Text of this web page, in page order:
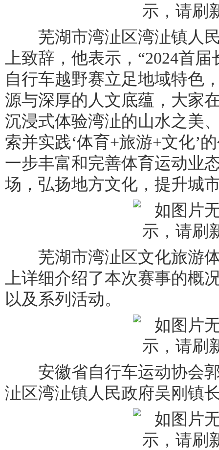
芜湖市湾沚区湾沚镇人民
上致辞，他表示，“2024首
自行车越野赛立足地域特色
源与深厚的人文底蕴，大家
沉浸式体验湾沚的山水之美
索并实践‘体育+旅游+文化’
一步丰富和完善体育运动业
场，弘扬地方文化，提升城
芜湖市湾沚区文化旅游体
上详细介绍了本次赛事的概
以及系列活动。
安徽省自行车运动协会郭
沚区湾沚镇人民政府吴刚镇